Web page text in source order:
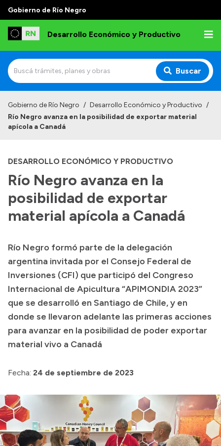
Gobierno de Río Negro
Desarrollo Económico y Productivo
Buscar
Institucional
Autoridades
Delegaciones
Normativa
Presupuesto
Boletín Oficial
Compras y licitaciones
Consulta de expedientes
Consulta de pago a proveedores
Convocatorias
Login
Gobierno de Río Negro / Desarrollo Económico y Productivo /
Río Negro avanza en la posibilidad de exportar material
apícola a Canadá
DESARROLLO ECONÓMICO Y PRODUCTIVO
Río Negro avanza en la
posibilidad de exportar
material apícola a Canadá
Río Negro formó parte de la delegación
argentina invitada por el Consejo Federal de
Inversiones (CFI) que participó del Congreso
Internacional de Apicultura “APIMONDIA 2023”
que se desarrolló en Santiago de Chile, y en
donde se llevaron adelante las primeras acciones
para avanzar en la posibilidad de poder exportar
material vivo a Canadá
Fecha: 24 de septiembre de 2023